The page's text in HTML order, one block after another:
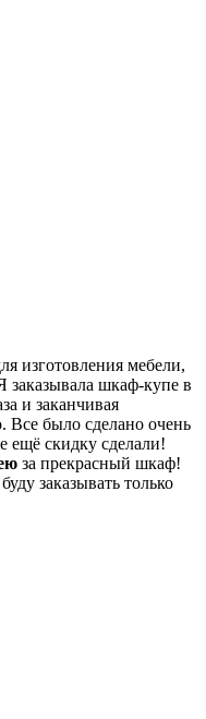
изготовления мебели,
шкаф-купе в
и заканчивая
было сделано очень
ещё скидку сделали!
за прекрасный шкаф!
заказывать только